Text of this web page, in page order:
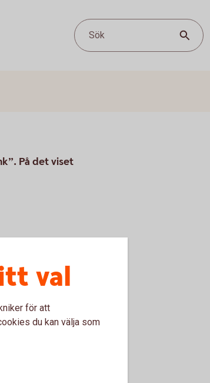
Sök
På det viset
val
för att
du kan välja som